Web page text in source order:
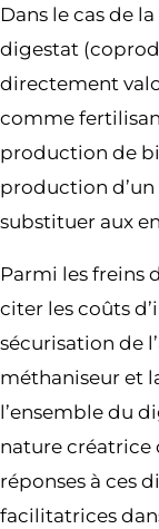
Dans le cas de
digestat
directement
comme
production de
production
substituer aux
Parmi les freins
citer les coûts
sécurisation de
méthaniseur et
l’ensemble du
nature créatrice
réponses à ces
facilitatrices